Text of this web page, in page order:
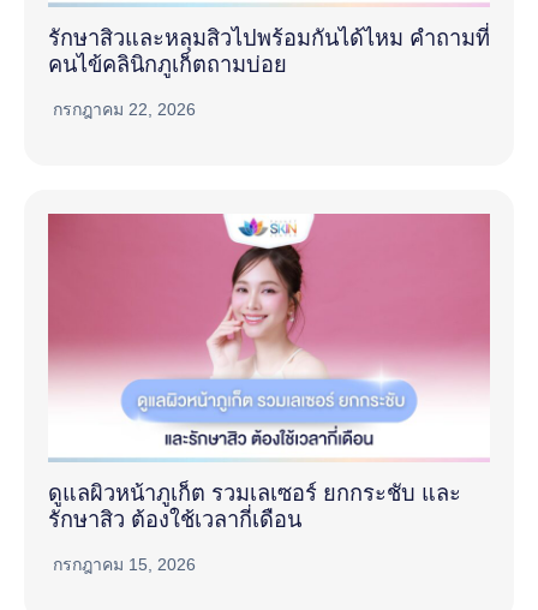
รักษาสิวและหลุมสิวไปพร้อมกันได้ไหม คำถามที่
คนไข้คลินิกภูเก็ตถามบ่อย
กรกฎาคม 22, 2026
ดูแลผิวหน้าภูเก็ต รวมเลเซอร์ ยกกระชับ และ
รักษาสิว ต้องใช้เวลากี่เดือน
กรกฎาคม 15, 2026